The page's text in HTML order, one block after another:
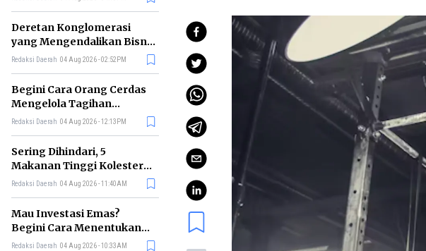
Deretan Konglomerasi
yang Mengendalikan Bisnis
Media Nasional, Siapa Saja?
Redaksi Daerah 04 Aug 2026 - 02:52PM
Begini Cara Orang Cerdas
Mengelola Tagihan
Bulanan agar Bebas Telat
Redaksi Daerah 04 Aug 2026 - 12:13PM
Sering Dihindari, 5
Makanan Tinggi Kolesterol
Ini Ternyata Menyehatkan
Redaksi Daerah 04 Aug 2026 - 11:40AM
Mau Investasi Emas?
Begini Cara Menentukan
Waktu Terbaik untuk
Redaksi Daerah 04 Aug 2026 - 10:33AM